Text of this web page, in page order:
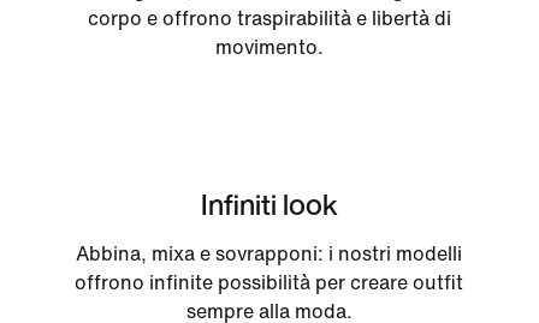
corpo e offrono traspirabilità e libertà di
movimento.
Infiniti look
Abbina, mixa e sovrapponi: i nostri modelli
offrono infinite possibilità per creare outfit
sempre alla moda.